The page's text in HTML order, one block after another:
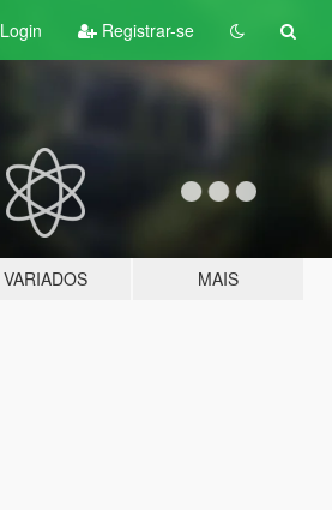
Login Registrar-se
VARIADOS MAIS